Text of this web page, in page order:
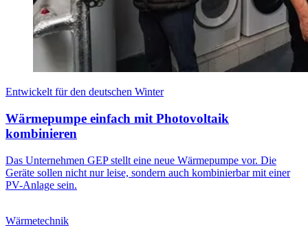
Entwickelt für den deutschen Winter
Wärmepumpe einfach mit Photovoltaik
kombinieren
Das Unternehmen GEP stellt eine neue Wärmepumpe vor. Die
Geräte sollen nicht nur leise, sondern auch kombinierbar mit einer
PV-Anlage sein.
Wärmetechnik